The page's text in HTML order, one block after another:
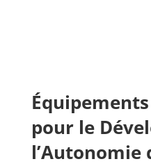
pour le
l’Autonomie